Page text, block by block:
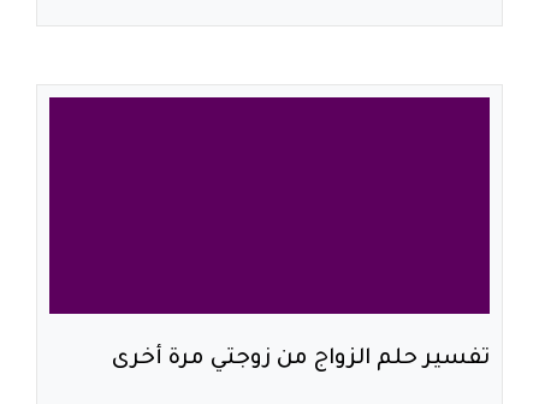
تفسير حلم الزواج من زوجتي مرة أخرى